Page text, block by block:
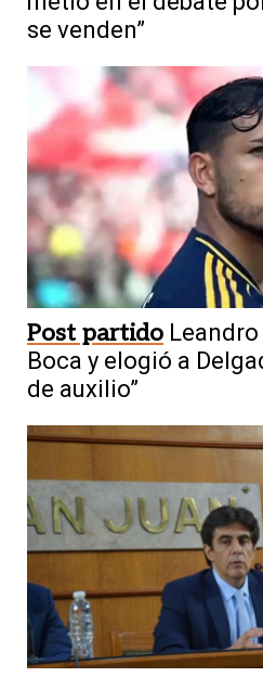
se venden”
Post partido
Boca y elogió a
de auxilio”